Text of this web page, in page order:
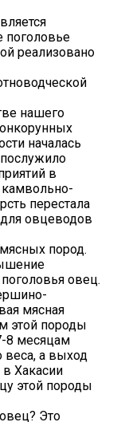
поголовье
реализовано
нашего
началась
в
камвольно-
перестала
овцеводов
пород.
овец.
мясная
этой породы
8 месяцам
веса, а выход
Хакасии
этой породы
Это